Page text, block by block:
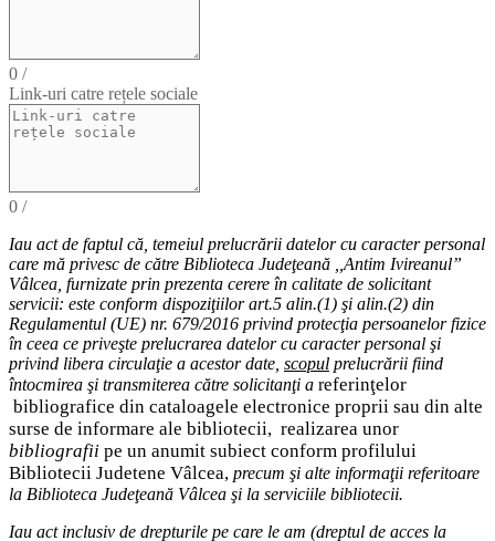
0 /
Link-uri catre rețele sociale
0 /
Iau act de faptul că, temeiul prelucrării datelor cu caracter personal
care mă privesc de către Biblioteca Judeţeană ,,Antim Ivireanul”
Vâlcea, furnizate prin prezenta cerere în calitate de solicitant
servicii: este conform dispoziţiilor art.5 alin.(1) şi alin.(2) din
Regulamentul (UE) nr. 679/2016 privind protecţia persoanelor fizice
în ceea ce priveşte prelucrarea datelor cu caracter personal şi
privind libera circulaţie a acestor date scopul prelucrării fiind
întocmirea şi transmiterea către solicitanţi a referinţelor
bibliografice din cataloagele electronice proprii sau din alte
surse de informare ale bibliotecii, realizarea unor
bibliografii pe un anumit subiect conform profilului
Bibliotecii Judetene Vâlcea, precum şi alte informaţii referitoare
la Biblioteca Judeţeană Vâlcea şi la serviciile bibliotecii.
Iau act inclusiv de drepturile pe care le am (dreptul de acces la